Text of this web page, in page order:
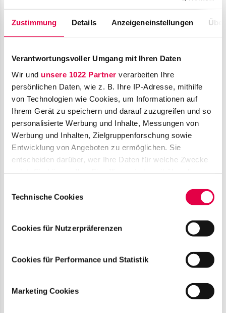
Zustimmung Details Anzeigeneinstellungen
Verantwortungsvoller Umgang mit Ihren Daten
Wir und unsere 1022 Partner verarbeiten Ihre
persönlichen Daten, wie z. B. Ihre IP-Adresse, mithilfe
von Technologien wie Cookies, um Informationen auf
Ihrem Gerät zu speichern und darauf zuzugreifen und so
personalisierte Werbung und Inhalte, Messungen von
Werbung und Inhalten, Zielgruppenforschung sowie
Entwicklung von Angeboten zu ermöglichen. Sie
entscheiden darüber, wer Ihre Daten für welche Zwecke
Trigger Symbol ändern oder widerrufen
Informationen über Ihre geografische Lage
können
bestimmten Merkmalen (Fingerprinting) identifizieren
Erfahren Sie mehr darüber, wie Ihre persönlichen Daten
Technische Cookies
Cookies für Nutzerpräferenzen
Cookies für Performance und Statistik
Marketing Cookies
Team Assistant /
Rechtsanwaltsfachangestellte
KG
Köln
Gerade veröffentlicht
Match? Job merken
Wissenschaftliche Mitarbeit (m/w/d)
Gleiss
Match?